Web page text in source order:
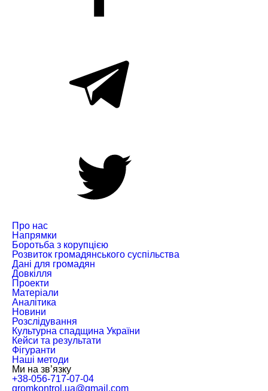
Про нас
Напрямки
Боротьба з корупцією
Розвиток громадянського суспільства
Дані для громадян
Довкілля
Проекти
Матеріали
Аналітика
Новини
Розслідування
Культурна спадщина України
Кейси та результати
Фігуранти
Наші методи
Ми на зв’язку
+38-056-717-07-04
gromkontrol.ua@gmail.com